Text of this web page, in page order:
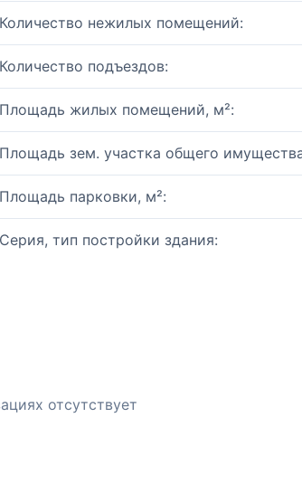
Количество нежилых помещений:
Количество подъездов:
Площадь жилых помещений, м²:
Площадь зем. участка общего
Площадь парковки, м²:
Серия, тип постройки здания:
отсутствует